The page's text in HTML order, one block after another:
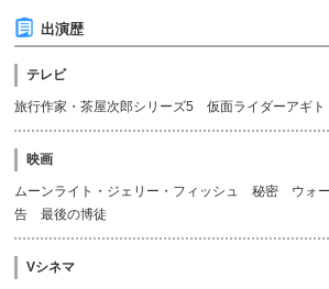
出演歴
テレビ
旅行作家・茶屋次郎シリーズ5 仮面ライダーアギト
映画
ムーンライト・ジェリー・フィッシュ 秘密 ウォ
告 最後の博徒
Vシネマ